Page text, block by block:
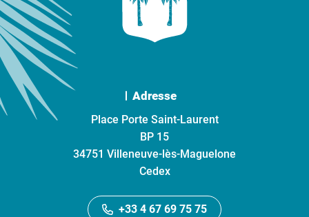
Adresse
Place Porte Saint-Laurent
BP 15
34751 Villeneuve-lès-Maguelone
Cedex
+33 4 67 69 75 75